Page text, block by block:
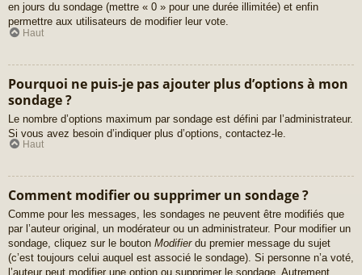
en jours du sondage (mettre « 0 » pour une durée illimitée) et enfin
permettre aux utilisateurs de modifier leur vote.
Haut
Pourquoi ne puis-je pas ajouter plus d’options à mon
sondage ?
Le nombre d’options maximum par sondage est défini par l’administrateur.
Si vous avez besoin d’indiquer plus d’options, contactez-le.
Haut
Comment modifier ou supprimer un sondage ?
Comme pour les messages, les sondages ne peuvent être modifiés que
par l’auteur original, un modérateur ou un administrateur. Pour modifier un
sondage, cliquez sur le bouton Modifierdu premier message du sujet
(c’est toujours celui auquel est associé le sondage). Si personne n’a voté,
l’auteur peut modifier une option ou supprimer le sondage. Autrement,